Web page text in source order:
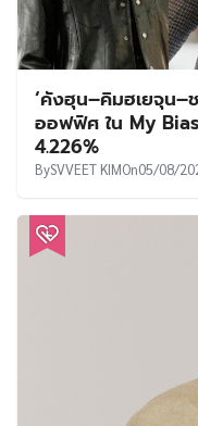
‘คังฮุน–คิมฮเยจุน–
ออฟฟิศ ใน My
4.226%
BySVVEET KIMOn05/08/